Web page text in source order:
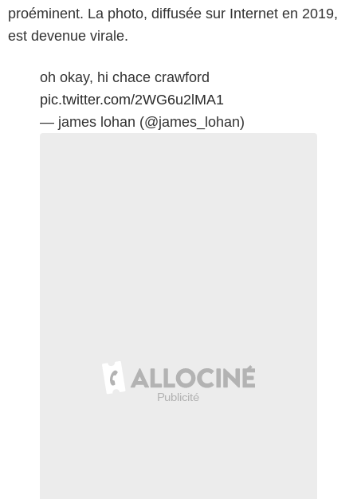
proéminent. La photo, diffusée sur Internet en 2019,
est devenue virale.
oh okay, hi chace crawford
pic.twitter.com/2WG6u2lMA1
— james lohan (@james_lohan)